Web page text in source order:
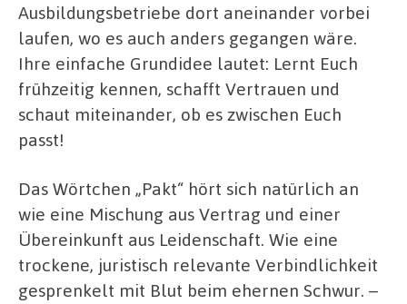
Ausbildungsbetriebe dort aneinander vorbei
laufen, wo es auch anders gegangen wäre.
Ihre einfache Grundidee lautet: Lernt Euch
frühzeitig kennen, schafft Vertrauen und
schaut miteinander, ob es zwischen Euch
passt!
Das Wörtchen „Pakt“ hört sich natürlich an
wie eine Mischung aus Vertrag und einer
Übereinkunft aus Leidenschaft. Wie eine
trockene, juristisch relevante Verbindlichkeit
gesprenkelt mit Blut beim ehernen Schwur. –